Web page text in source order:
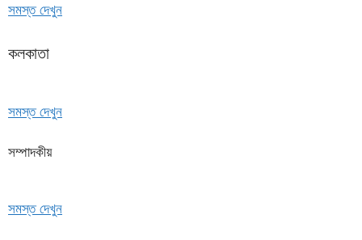
সমস্ত দেখুন
কলকাতা
সমস্ত দেখুন
সম্পাদকীয়
সমস্ত দেখুন